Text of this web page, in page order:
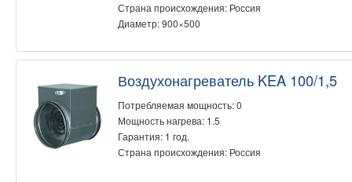
Страна происхождения: Россия
Диаметр: 900×500
Воздухонагреватель KEA 100/1,5
Потребляемая мощность: 0
Мощность нагрева: 1.5
Гарантия: 1 год.
Страна происхождения: Россия